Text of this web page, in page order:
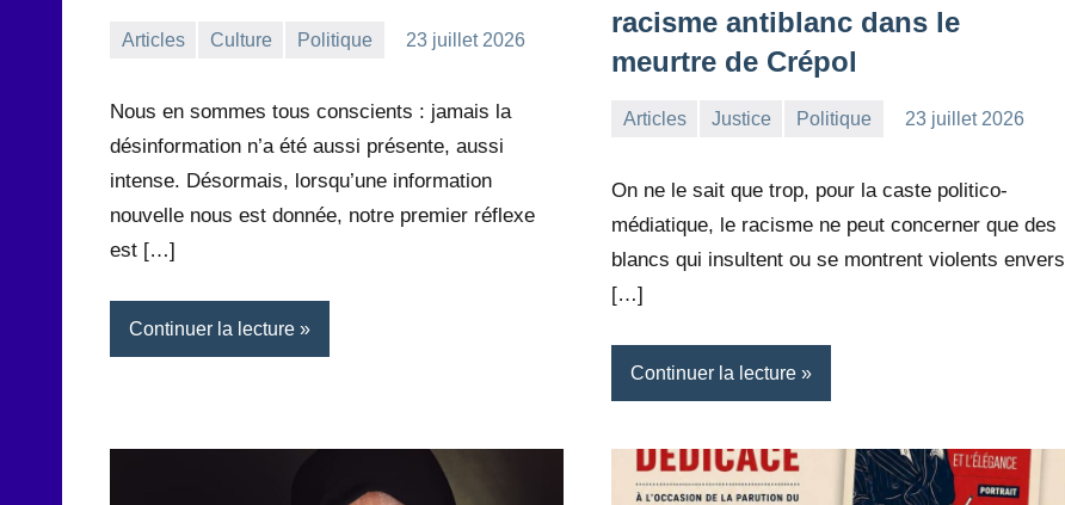
Articles Culture Politique
23 juillet 2026
Nous en sommes tous conscients : jamais la
désinformation n’a été aussi présente, aussi
intense. Désormais, lorsqu’une information
nouvelle nous est donnée, notre premier réflexe
est […]
Continuer la lecture
racisme antiblanc dans le
meurtre de Crépol
Articles Justice Politique
23 juillet 2026
On ne le sait que trop, pour la caste politico-
médiatique, le racisme ne peut concerner que des
blancs qui insultent ou se montrent violents envers
[…]
Continuer la lecture